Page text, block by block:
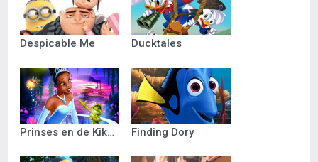
Despicable Me Ducktales
Prinses en de Kikker Finding Dory